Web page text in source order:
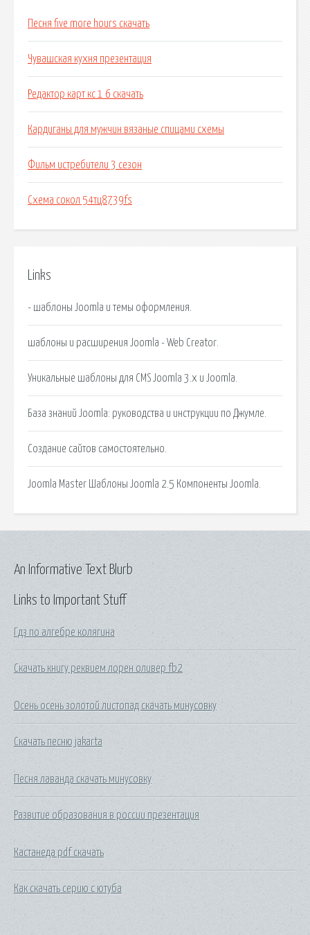
Песня five more hours скачать
Чувашская кухня презентация
Редактор карт кс 1 6 скачать
Кардиганы для мужчин вязаные спицами схемы
Фильм истребители 3 сезон
Схема сокол 54тц8739fs
Links
- шаблоны Joomla и темы оформления.
шаблоны и расширения Joomla - Web Creator.
Уникальные шаблоны для CMS Joomla 3.x и Joomla.
База знаний Joomla: руководства и инструкции по Джумле.
Создание сайтов самостоятельно.
Joomla Master Шаблоны Joomla 2.5 Компоненты Joomla.
Links to Important Stuff
Гдз по алгебре колягина
Скачать книгу реквием лорен оливер fb2
Осень осень золотой листопад скачать минусовку
Скачать песню jakarta
Песня лаванда скачать минусовку
Развитие образования в россии презентация
Кастанеда pdf скачать
Как скачать серию с ютуба
An Informative Text Blurb